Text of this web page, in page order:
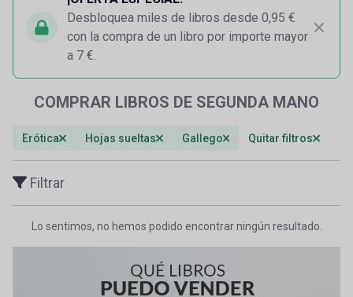
Desbloquea miles de libros desde 0,95 €
con la compra de un libro por importe mayor
a 7 €.
COMPRAR LIBROS DE SEGUNDA MANO
Erótica Hojas sueltas Gallego Quitar filtros
Filtrar
Lo sentimos, no hemos podido encontrar ningún resultado.